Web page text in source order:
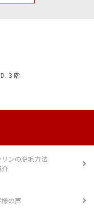
３階
リンの脱毛方法
介
の声